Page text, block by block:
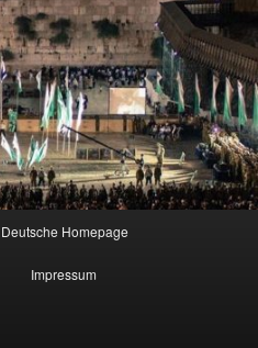
Deutsche Homepage
Impressum